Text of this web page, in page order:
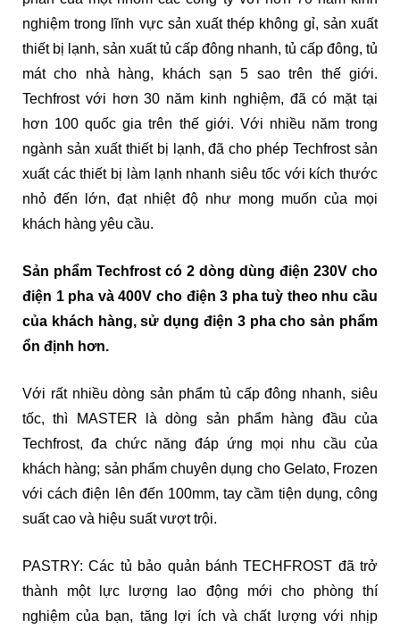
nghiệm trong lĩnh vực sản xuất thép không gỉ, sản xuất
thiết bị lạnh, sản xuất tủ cấp đông nhanh, tủ cấp đông, tủ
mát cho nhà hàng, khách sạn 5 sao trên thế giới.
Techfrost với hơn 30 năm kinh nghiệm, đã có mặt tại
hơn 100 quốc gia trên thế giới. Với nhiều năm trong
ngành sản xuất thiết bị lạnh, đã cho phép Techfrost sản
xuất các thiết bị làm lạnh nhanh siêu tốc với kích thước
nhỏ đến lớn, đạt nhiệt độ như mong muốn của mọi
khách hàng yêu cầu.
Sản phẩm Techfrost có 2 dòng dùng điện 230V cho
điện 1 pha và 400V cho điện 3 pha tuỳ theo nhu cầu
của khách hàng, sử dụng điện 3 pha cho sản phẩm
ổn định hơn.
Với rất nhiều dòng sản phẩm tủ cấp đông nhanh, siêu
tốc, thì MASTER là dòng sản phẩm hàng đầu của
Techfrost, đa chức năng đáp ứng mọi nhu cầu của
khách hàng; sản phẩm chuyên dụng cho Gelato, Frozen
với cách điện lên đến 100mm, tay cầm tiện dụng, công
suất cao và hiệu suất vượt trội.
PASTRY: Các tủ bảo quản bánh TECHFROST đã trở
thành một lực lượng lao động mới cho phòng thí
nghiệm của bạn, tăng lợi ích và chất lượng với nhịp